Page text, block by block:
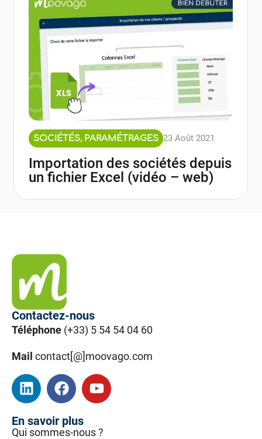
SOCIÉTÉS, PARAMÉTRAGES 23 Août 2021
Importation des sociétés depuis
un fichier Excel (vidéo – web)
Contactez-nous
Téléphone (+33) 5 54 54 04 60
Mail contact[@]moovago.com
En savoir plus
Qui sommes-nous ?